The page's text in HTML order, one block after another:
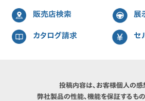
販売店検索 展
カタログ請求 セ
投稿内容は、お客様個人の感
弊社製品の性能、機能を保証するも